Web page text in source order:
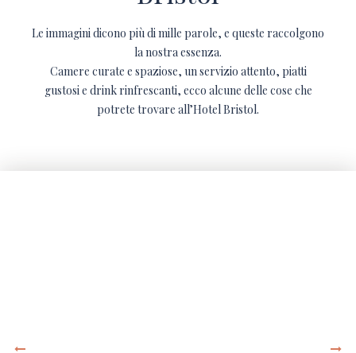
Le immagini dicono più di mille parole, e queste raccolgono
la nostra essenza.
Camere curate e spaziose, un servizio attento, piatti
gustosi e drink rinfrescanti, ecco alcune delle cose che
potrete trovare all’Hotel Bristol.